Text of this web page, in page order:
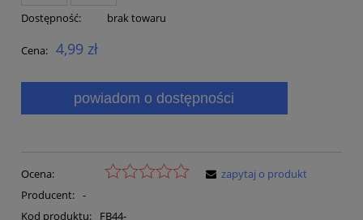
Dostępność: brak towaru
Cena: 4,99 zł
powiadom o dostępności
Ocena:
Producent: -
Kod produktu:
FB44-
zapytaj o produkt